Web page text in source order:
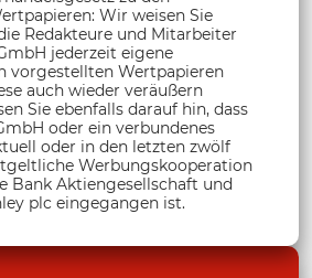
Wir weisen Sie
Redakteure und Mitarbeiter
jederzeit eigene
vorgestellten Wertpapieren
auch wieder veräußern
Sie ebenfalls darauf hin, dass
oder ein verbundenes
oder in den letzten zwölf
Werbungskooperation
Bank Aktiengesellschaft und
plc eingegangen ist.